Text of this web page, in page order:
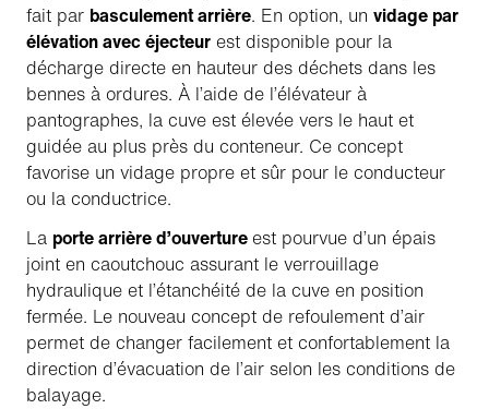
fait par basculement arrière. En option, un vidage par
élévation avec éjecteur est disponible pour la
décharge directe en hauteur des déchets dans les
bennes à ordures. À l’aide de l’élévateur à
pantographes, la cuve est élevée vers le haut et
guidée au plus près du conteneur. Ce concept
favorise un vidage propre et sûr pour le conducteur
ou la conductrice.
La porte arrière d’ouvertureest pourvue d’un épais
joint en caoutchouc assurant le verrouillage
hydraulique et l’étanchéité de la cuve en position
fermée. Le nouveau concept de refoulement d’air
permet de changer facilement et confortablement la
direction d’évacuation de l’air selon les conditions de
balayage.